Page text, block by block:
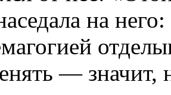
на
— значит,